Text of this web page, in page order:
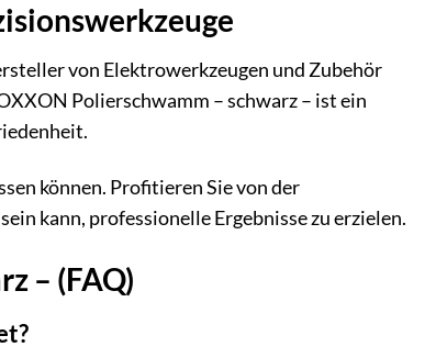
von Elektrowerkzeugen und Zubehör
Polierschwamm – schwarz – ist ein
können. Profitieren Sie von der
kann, professionelle Ergebnisse zu erzielen.
– (FAQ)